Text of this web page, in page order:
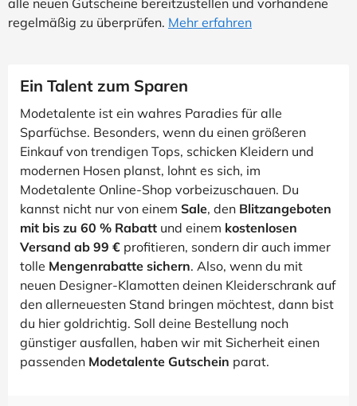
alle neuen Gutscheine bereitzustellen und vorhandene
regelmäßig zu überprüfen. Mehr erfahren
Ein Talent zum Sparen
Modetalente ist ein wahres Paradies für alle
Sparfüchse. Besonders, wenn du einen größeren
Einkauf von trendigen Tops, schicken Kleidern und
modernen Hosen planst, lohnt es sich, im
Modetalente Online-Shop vorbeizuschauen. Du
kannst nicht nur von einem Sale, den Blitzangeboten
mit bis zu 60 % Rabatt und einem kostenlosen
Versand ab 99 € profitieren, sondern dir auch immer
tolle Mengenrabatte sichern. Also, wenn du mit
neuen Designer-Klamotten deinen Kleiderschrank auf
den allerneuesten Stand bringen möchtest, dann bist
du hier goldrichtig. Soll deine Bestellung noch
günstiger ausfallen, haben wir mit Sicherheit einen
passenden Modetalente Gutschein parat.